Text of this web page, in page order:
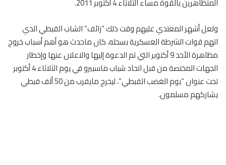
ولعل أشهر المعتدي عليهم وقت ذلك “رائف” الشاب القبطي الذي
اتهم قوات الشرطة العسكرية بسحله، كان ماحدث هو أهم أسباب خروج
مظاهرة الأحد 9 أكتوبر التي تم الدعوة إليها والاعلان عنها وإخطار
الجهات المختصة من قبل اتحاد شباب ماسبيرو في يوم الثلاثاء 4 أكتوبر
تحت عنوان “يوم الغضب القبطي”، ليخرج مايقرب من 50 ألف قبطي
يشاركهم مسلمون.